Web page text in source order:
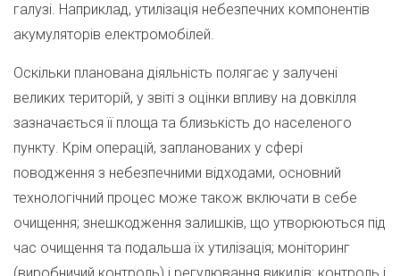
галузі. Наприклад, утилізація небезпечних компонентів
акумуляторів електромобілей.
Оскільки планована діяльність полягає у залучені
великих територій, у звіті з оцінки впливу на довкілля
зазначається її площа та близькість до населеного
пункту. Крім операцій, запланованих у сфері
поводження з небезпечними відходами, основний
технологічний процес може також включати в себе
очищення; знешкодження залишків, що утворюються під
час очищення та подальша їх утилізація; моніторинг